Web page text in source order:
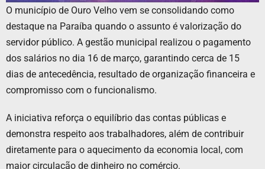
O município de Ouro Velho vem se consolidando como
destaque na Paraíba quando o assunto é valorização do
servidor público. A gestão municipal realizou o pagamento
dos salários no dia 16 de março, garantindo cerca de 15
dias de antecedência, resultado de organização financeira e
compromisso com o funcionalismo.
A iniciativa reforça o equilíbrio das contas públicas e
demonstra respeito aos trabalhadores, além de contribuir
diretamente para o aquecimento da economia local, com
maior circulação de dinheiro no comércio.